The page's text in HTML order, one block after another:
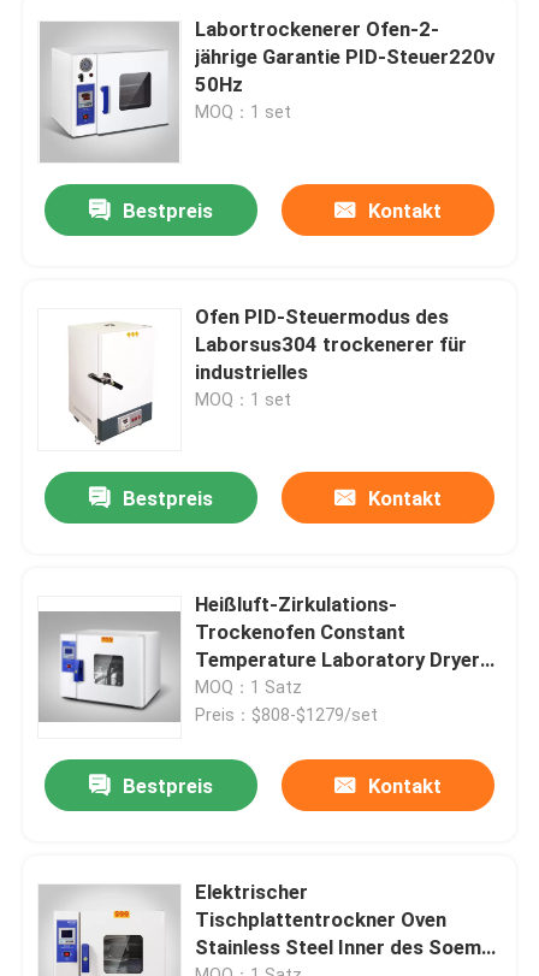
Über uns
Fabrik Tour
Kontakt
Alle Fälle
Labortrockenerer Ofen
Industrieller Trockenofen
Labortrockenerer Ofen-2-
jährige Garantie PID-Steuer220v
50Hz
MOQ：1 set
Bestpreis Kontakt
Ofen PID-Steuermodus des
Laborsus304 trockenerer für
industrielles
MOQ：1 set
Bestpreis Kontakt
Heißluft-Zirkulations-
Trockenofen Constant
Temperature Laboratory Dryer
Ovens 250C
MOQ：1 Satz
Preis：$808-$1279/set
Bestpreis Kontakt
Elektrischer
Tischplattentrockner Oven
Stainless Steel Inner des Soem-